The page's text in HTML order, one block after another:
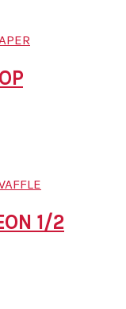
1/2